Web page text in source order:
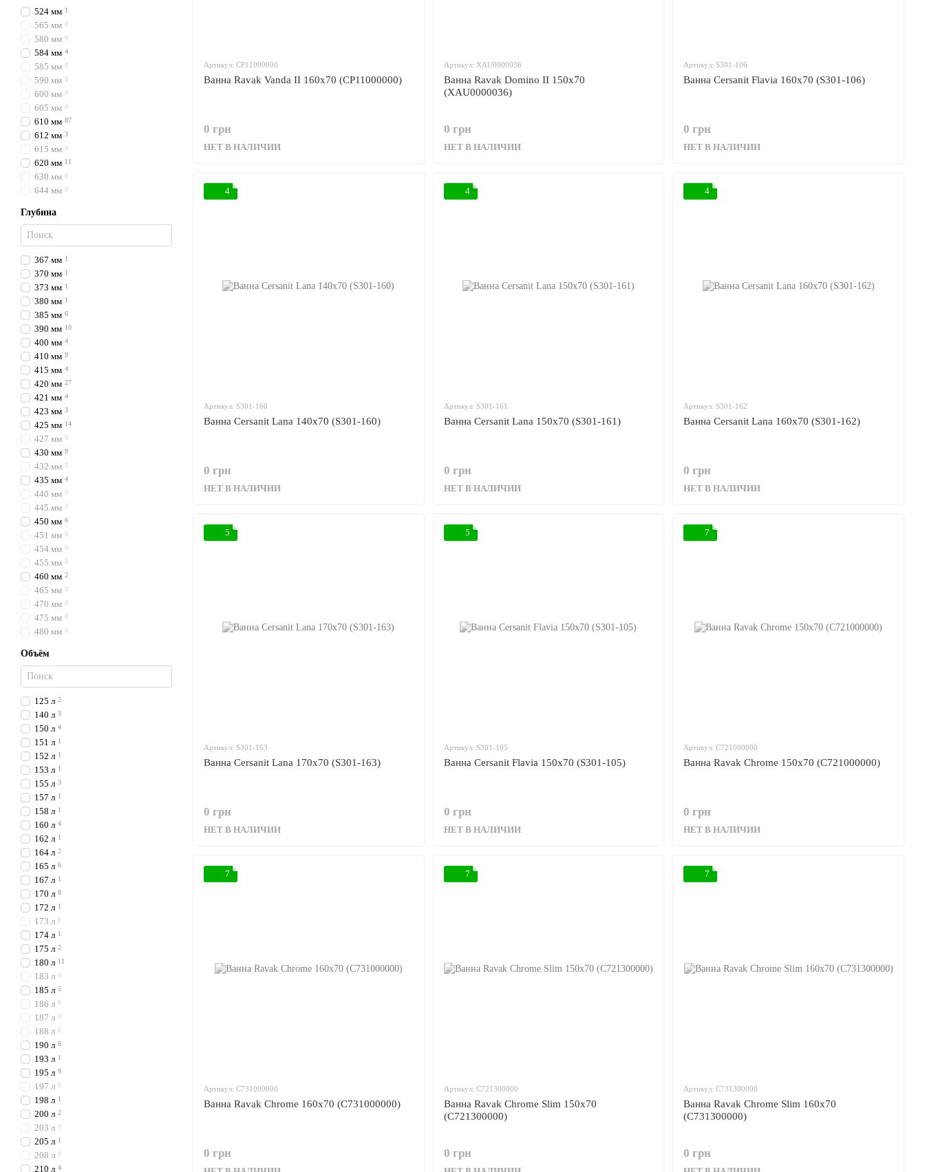
Артикул: CP11000000
Ванна Ravak Vanda II 160x70 (CP11000000)
0 грн
НЕТ В НАЛИЧИИ
Артикул: XAU0000036
Ванна Ravak Domino II 150x70
(XAU0000036)
0 грн
НЕТ В НАЛИЧИИ
Артикул: S301-106
Ванна Cersanit Flavia 160x70 (S301-106)
0 грн
НЕТ В НАЛИЧИИ
4
Артикул: S301-160
Ванна Cersanit Lana 140x70 (S301-160)
0 грн
НЕТ В НАЛИЧИИ
4
Артикул: S301-161
Ванна Cersanit Lana 150x70 (S301-161)
0 грн
НЕТ В НАЛИЧИИ
4
Артикул: S301-162
Ванна Cersanit Lana 160x70 (S301-162)
0 грн
НЕТ В НАЛИЧИИ
5
Артикул: S301-163
Ванна Cersanit Lana 170x70 (S301-163)
0 грн
НЕТ В НАЛИЧИИ
5
Артикул: S301-105
Ванна Cersanit Flavia 150x70 (S301-105)
0 грн
НЕТ В НАЛИЧИИ
7
Артикул: C721000000
Ванна Ravak Chrome 150x70 (C721000000)
0 грн
НЕТ В НАЛИЧИИ
7
Артикул: C731000000
Ванна Ravak Chrome 160x70 (C731000000)
0 грн
7
Артикул: C721300000
Ванна Ravak Chrome Slim 150x70
(C721300000)
0 грн
7
Артикул: C731300000
Ванна Ravak Chrome Slim 160x70
(C731300000)
0 грн
524 мм 1
565 мм 0
580 мм 0
584 мм 4
585 мм 0
590 мм 0
600 мм 0
605 мм 0
610 мм 87
612 мм 3
615 мм 0
620 мм 11
630 мм 0
644 мм 0
Глубина
367 мм 1
370 мм 1
373 мм 1
380 мм 1
385 мм 6
390 мм 10
400 мм 4
410 мм 9
415 мм 4
420 мм 27
421 мм 4
423 мм 3
425 мм 14
427 мм 0
430 мм 9
432 мм 0
435 мм 4
440 мм 0
445 мм 0
450 мм 6
451 мм 0
454 мм 0
455 мм 0
460 мм 2
465 мм 0
470 мм 0
475 мм 0
480 мм 0
Объём
125 л 2
140 л 3
150 л 4
151 л 1
152 л 1
153 л 1
155 л 3
157 л 1
158 л 1
160 л 4
162 л 1
164 л 2
165 л 6
167 л 1
170 л 8
172 л 1
173 л 0
174 л 1
175 л 2
180 л 11
183 л 0
185 л 5
186 л 0
187 л 0
188 л 0
190 л 6
193 л 1
195 л 9
197 л 0
198 л 1
200 л 2
203 л 0
205 л 1
208 л 0
210 л 4